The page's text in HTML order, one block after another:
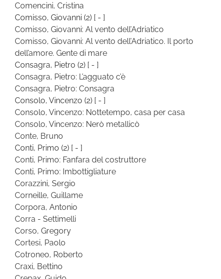
Comencini, Cristina
Comisso, Giovanni (2) [ - ]
Comisso, Giovanni: Al vento dell’Adriatico
Comisso, Giovanni: Al vento dell’Adriatico. Il porto
dell’amore. Gente di mare
Consagra, Pietro (2) [ - ]
Consagra, Pietro: L’agguato c’è
Consagra, Pietro: Consagra
Consolo, Vincenzo (2) [ - ]
Consolo, Vincenzo: Nottetempo, casa per casa
Consolo, Vincenzo: Nerò metallicò
Conte, Bruno
Conti, Primo (2) [ - ]
Conti, Primo: Fanfara del costruttore
Conti, Primo: Imbottigliature
Corazzini, Sergio
Corneille, Guillame
Corpora, Antonio
Corra - Settimelli
Corso, Gregory
Cortesi, Paolo
Cotroneo, Roberto
Craxi, Bettino